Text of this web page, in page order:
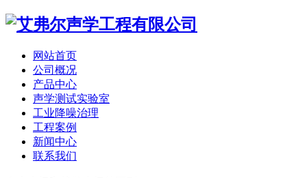
网站首页
公司概况
产品中心
声学测试实验室
工业降噪治理
工程案例
新闻中心
联系我们